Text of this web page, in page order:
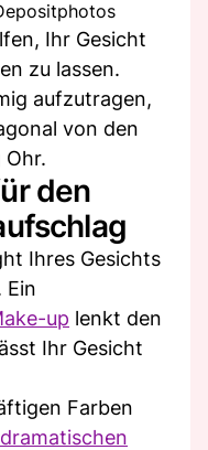
Ihr Gesicht
zu lassen.
aufzutragen,
von den
den
Ihres Gesichts
Ein
up lenkt den
Ihr Gesicht
Farben